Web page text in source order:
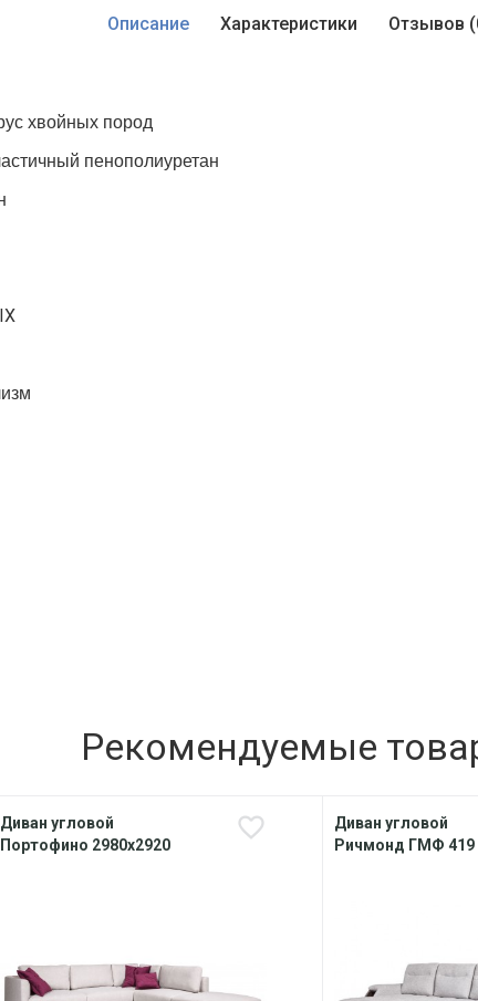
Описание Характеристики Отзывов
хвойных пород
пенополиуретан
Рекомендуемые
Диван угловой
Портофино 2980х2920
Диван угловой
Ричмонд ГМФ 419